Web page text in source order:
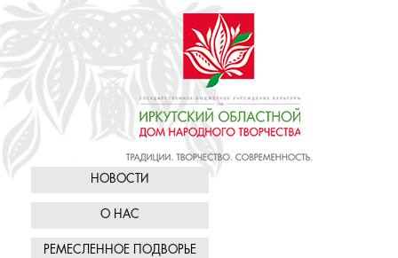
НОВОСТИ
О НАС
РЕМЕСЛЕННОЕ ПОДВОРЬЕ